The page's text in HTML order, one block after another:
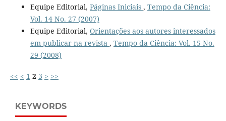
Equipe Editorial, Páginas Iniciais , Tempo da Ciência:
Vol. 14 No. 27 (2007)
Equipe Editorial, Orientações aos autores interessados
em publicar na revista , Tempo da Ciência: Vol. 15 No.
29 (2008)
<< < 1 2 3 > >>
KEYWORDS